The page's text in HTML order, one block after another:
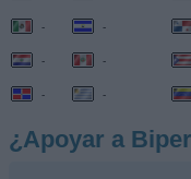
- -
- -
- -
¿Apoyar a